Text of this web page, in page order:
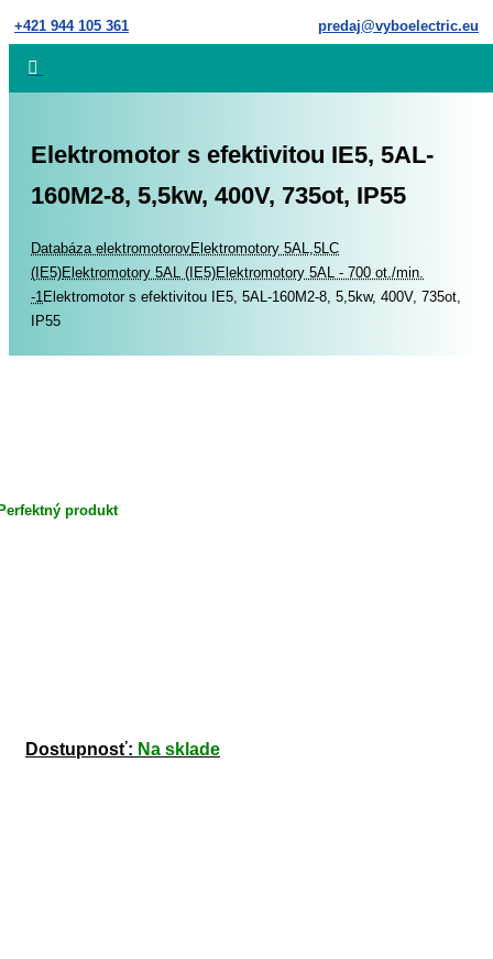
Skip
to
+421 944 105 361 predaj@vyboelectric.eu
Elektromotor s efektivitou IE5, 5AL-
160M2-8, 5,5kw, 400V, 735ot, IP55
Home
Databáza elektromotorovElektromotory 5AL,5LC
(IE5)Elektromotory 5AL (IE5)Elektromotory 5AL - 700 ot./min.
-1 Elektromotor s efektivitou IE5, 5AL-160M2-8, 5,5kw, 400V, 735ot,
IP55
produkt
Dostupnosť: Na sklade